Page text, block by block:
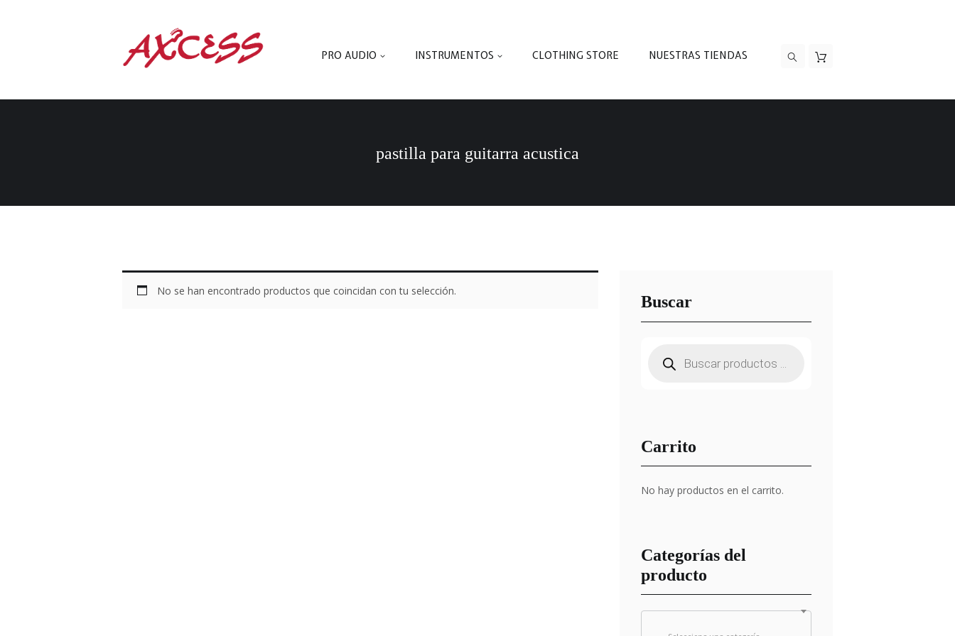
PRO AUDIO INSTRUMENTOS CLOTHING STORE NUESTRAS TIENDAS
pastilla para guitarra acustica
No se han encontrado productos que coincidan con tu selección.
Buscar
productos
Carrito
No hay productos en el carrito.
Categorías del
producto